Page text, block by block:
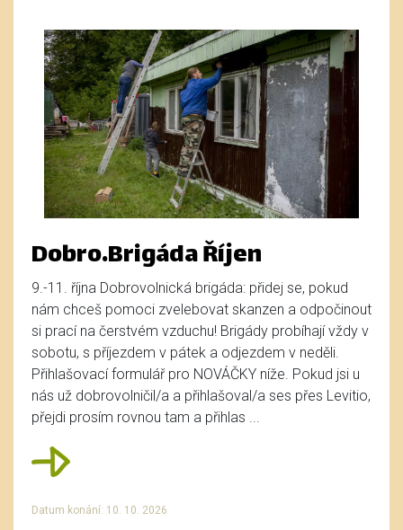
Dobro.Brigáda Říjen
9.-11. října Dobrovolnická brigáda: přidej se, pokud
nám chceš pomoci zvelebovat skanzen a odpočinout
si prací na čerstvém vzduchu! Brigády probíhají vždy v
sobotu, s příjezdem v pátek a odjezdem v neděli.
Přihlašovací formulář pro NOVÁČKY níže. Pokud jsi u
nás už dobrovolničil/a a přihlašoval/a ses přes Levitio,
přejdi prosím rovnou tam a přihlas ...
Datum konání: 10. 10. 2026